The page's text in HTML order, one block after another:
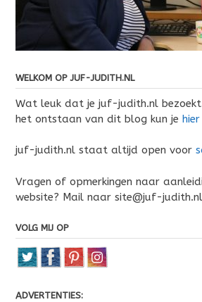
WELKOM OP JUF-JUDITH.NL
Wat leuk dat je juf-judith.nl
het ontstaan van dit blog kun je
juf-judith.nl staat altijd open voor
Vragen of opmerkingen naar
website? Mail naar site@juf-judith.nl
VOLG MIJ OP
ADVERTENTIES: